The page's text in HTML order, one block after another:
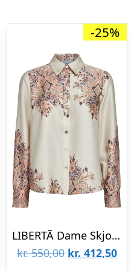
-25%
LIBERTÃ Dame Skjorte Wennise – Creme paisley
kr.550,00 Den
kr. 412,50Den